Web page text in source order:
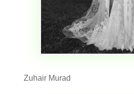
Zuhair Murad